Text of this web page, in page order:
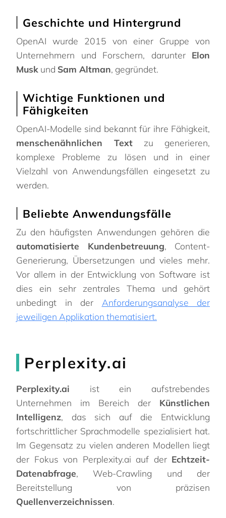
Geschichte und Hintergrund
OpenAI wurde 2015 von einer Gruppe von
Unternehmern und Forschern, darunter Elon
Musk und Sam Altman, gegründet.
Wichtige Funktionen und
Fähigkeiten
OpenAI-Modelle sind bekannt für ihre Fähigkeit,
menschenähnlichen Text zu generieren,
komplexe Probleme zu lösen und in einer
Vielzahl von Anwendungsfällen eingesetzt zu
werden.
Beliebte Anwendungsfälle
Zu den häufigsten Anwendungen gehören die
automatisierte Kundenbetreuung, Content-
Generierung, Übersetzungen und vieles mehr.
Vor allem in der Entwicklung von Software ist
dies ein sehr zentrales Thema und gehört
unbedingt in der Anforderungsanalyse der
jeweiligen Applikation thematisiert.
Perplexity.ai
Perplexity.ai ist ein aufstrebendes
Unternehmen im Bereich der Künstlichen
Intelligenz, das sich auf die Entwicklung
fortschrittlicher Sprachmodelle spezialisiert hat.
Im Gegensatz zu vielen anderen Modellen liegt
der Fokus von Perplexity.ai auf der Echtzeit-
Datenabfrage, Web-Crawling und der
Bereitstellung von präzisen
Quellenverzeichnissen.